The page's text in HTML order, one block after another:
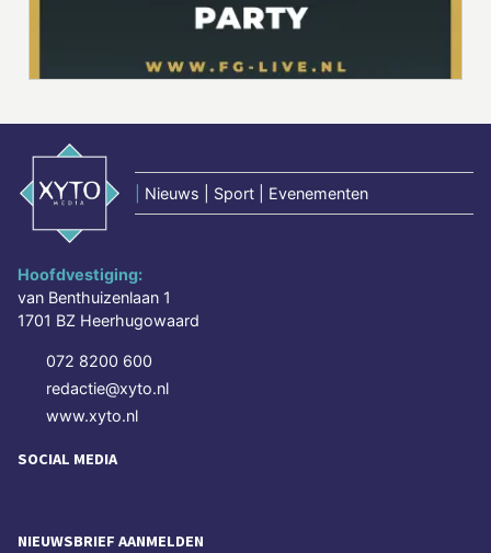
Nieuws | Sport | Evenementen
Hoofdvestiging:
van Benthuizenlaan 1
1701 BZ Heerhugowaard
072 8200 600
redactie@xyto.nl
www.xyto.nl
SOCIAL MEDIA
NIEUWSBRIEF AANMELDEN